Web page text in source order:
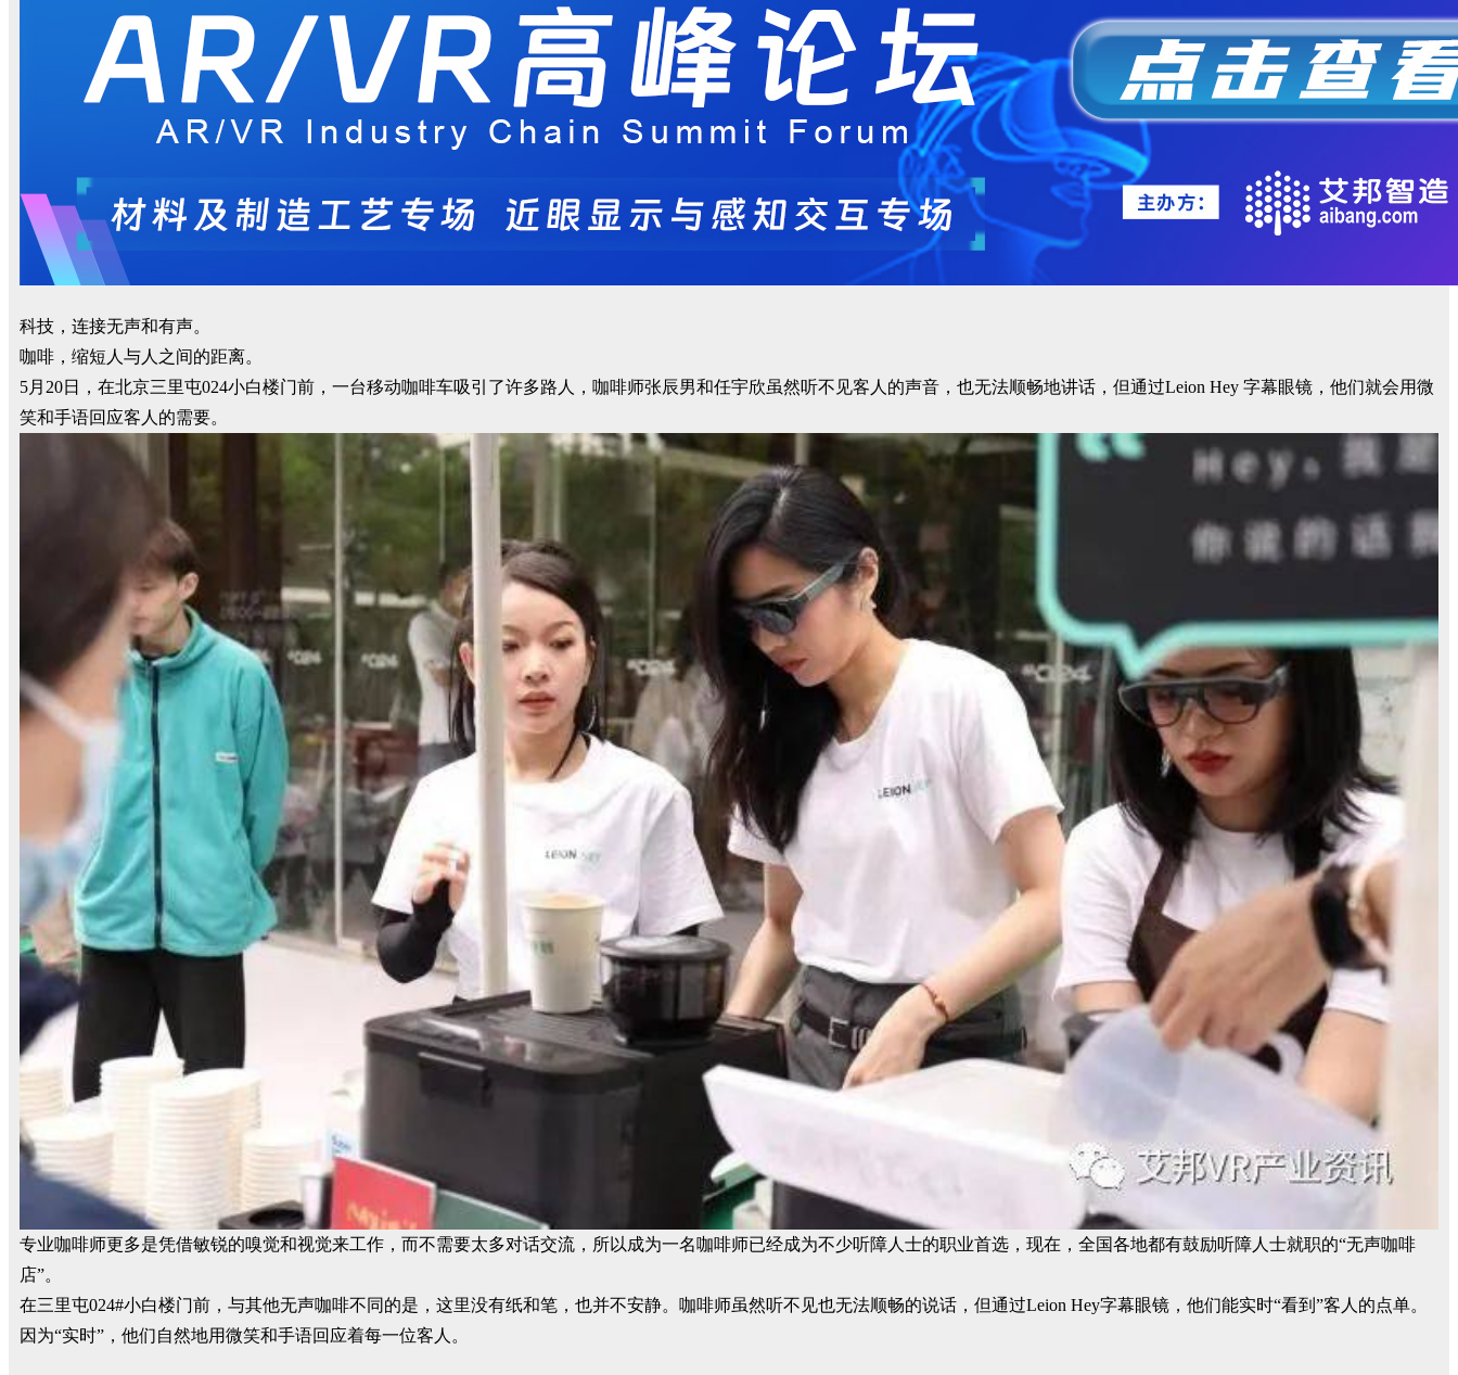
科技，连接无声和有声。
咖啡，缩短人与人之间的距离。
5月20日，在北京三里屯024小白楼门前，一台移动咖啡车吸引了许多路人，咖啡师张辰男和任宇欣虽然听不见客人的声音，也无法顺畅地讲话，但通过Leion Hey 字幕眼镜，他们就会用微
笑和手语回应客人的需要。
专业咖啡师更多是凭借敏锐的嗅觉和视觉来工作，而不需要太多对话交流，所以成为一名咖啡师已经成为不少听障人士的职业首选，现在，全国各地都有鼓励听障人士就职的“无声咖啡
店”。
在三里屯024#小白楼门前，与其他无声咖啡不同的是，这里没有纸和笔，也并不安静。咖啡师虽然听不见也无法顺畅的说话，但通过Leion Hey字幕眼镜，他们能实时“看到”客人的点单。
因为“实时”，他们自然地用微笑和手语回应着每一位客人。